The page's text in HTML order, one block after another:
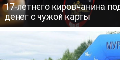
17-летнего кировчанина
денег с чужой карты